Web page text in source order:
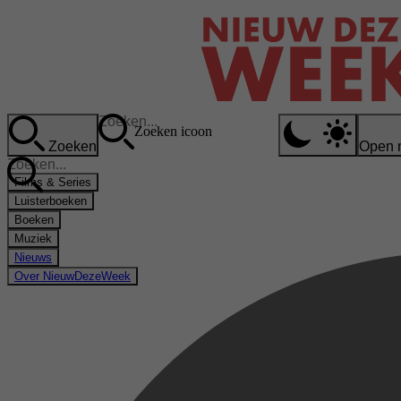
Zoeken
Zoeken icoon
Open
Films & Series
Luisterboeken
Boeken
Muziek
Nieuws
Over NieuwDezeWeek